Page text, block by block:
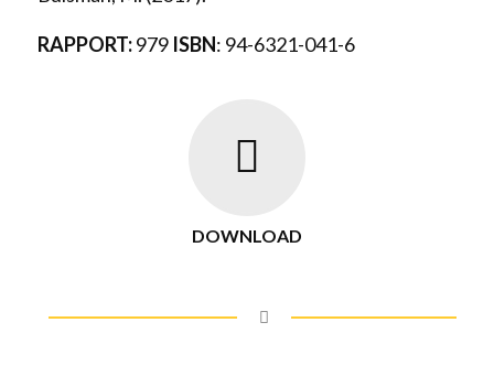
RAPPORT:979 ISBN: 94-6321-041-6
DOWNLOAD